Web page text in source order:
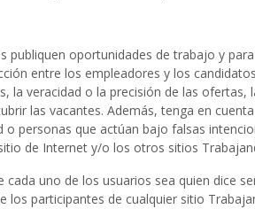
oportunidades de trabajo y
entre los empleadores y los
la veracidad o la precisión de las ofertas,
las vacantes. Además, tenga en
personas que actúan bajo falsas
de Internet y/o los otros sitios
uno de los usuarios sea quien dice
participantes de cualquier sitio